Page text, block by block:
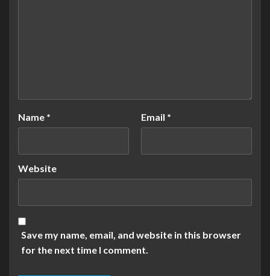
Name * Email *
Website
Save my name, email, and website in this browser
for the next time I comment.